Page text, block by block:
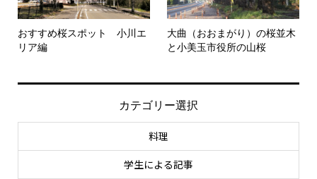
おすすめ桜スポット 小川エ
リア編
大曲（おおまがり）の桜並木
と小美玉市役所の山桜
カテゴリー選択
料理
学生による記事